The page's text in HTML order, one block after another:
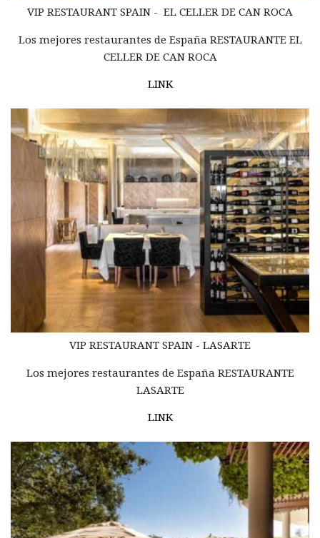
VIP RESTAURANT SPAIN - EL CELLER DE CAN ROCA
Los mejores restaurantes de España RESTAURANTE EL
CELLER DE CAN ROCA
LINK
VIP RESTAURANT SPAIN - LASARTE
Los mejores restaurantes de España RESTAURANTE
LASARTE
LINK